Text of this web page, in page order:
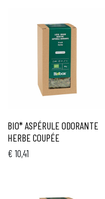
BIO* ASPÉRULE ODORANTE
HERBE COUPÉE
€ 10,41